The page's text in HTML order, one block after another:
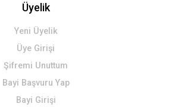
Üyelik
Yeni Üyelik
Üye Girişi
Şifremi Unuttum
Bayi Başvuru Yap
Bayi Girişi